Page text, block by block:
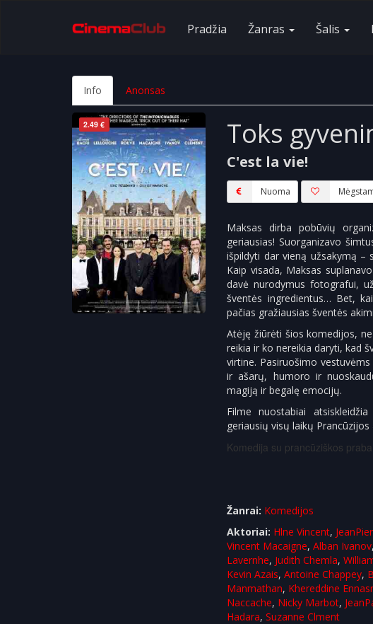
Pradžia Žanras Šalis
Info Anonsas
2.49 € Toks
C'est la vie!
Nuoma
Maksas dirba pobūvių
geriausias! Suorganizavo
išpildyti dar vieną užsakymą –
Kaip visada, Maksas
davė nurodymus fotografui,
šventės ingredientus… Bet,
pačias gražiausias šventės
Atėję žiūrėti šios komedijos,
reikia ir ko nereikia daryti, kad
virtine. Pasiruošimo
ir ašarų, humoro ir
magiją ir begalę emocijų.
Filme nuostabiai
geriausių visų laikų Prancūzijos
Komedija su prancūziškos
Žanrai: Komedijos
Aktoriai: Hlne Vincent,
Vincent Macaigne,Alban Ivanov,
Lavernhe, Judith Chemla,
Kevin Azais,Antoine Chappey,
Manmathan, Khereddine
Naccache, Nicky Marbot,
Hadara,Suzanne Clment